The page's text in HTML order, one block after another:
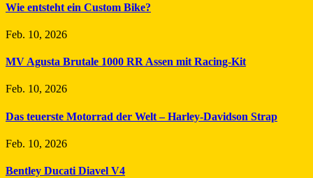
Wie entsteht ein Custom Bike?
Feb. 10, 2026
MV Agusta Brutale 1000 RR Assen mit Racing-Kit
Feb. 10, 2026
Das teuerste Motorrad der Welt – Harley-Davidson Strap
Feb. 10, 2026
Bentley Ducati Diavel V4